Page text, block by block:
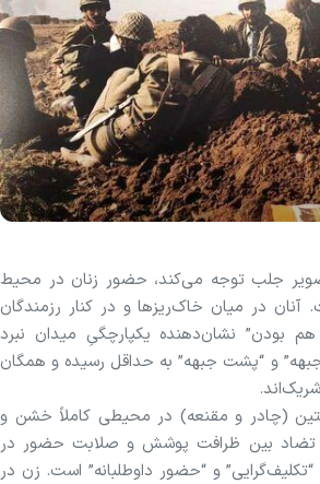
جلب توجه می‌کند، حضور زنان در محیط
در میان خاک‌ریزها و در کنار رزمندگان
هم بودن” نشان‌دهنده یکپارچگیِ میدان نبرد
و “پشت جبهه” به حداقل رسیده و همگان
(چادر و مقنعه) در محیطی کاملاً خشن و
تضاد بین ظرافت پوشش و صلابت حضور در
و “حضور داوطلبانه” است. زن در